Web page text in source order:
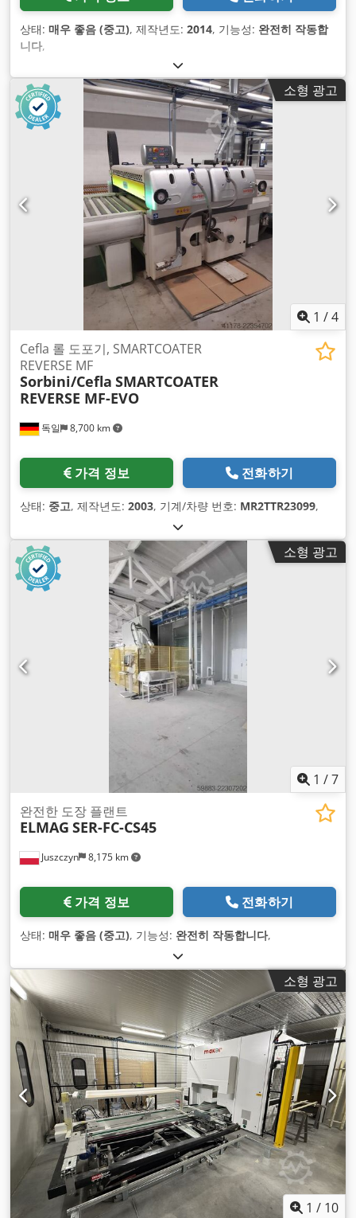
상태: 매우 좋음 (중고), 제작년도: 2014, 기능성: 완전히 작동합
니다,
소형 광고
1 /4
독일 8,700 km
Cefla 롤 도포기, SMARTCOATER
REVERSE MF
Sorbini/Cefla SMARTCOATER
REVERSE MF-EVO
가격 정보 전화하기
상태: 중고, 제작년도: 2003, 기계/차량 번호: MR2TTR23099,
소형 광고
1 /7
Juszczyn 8,175 km
완전한 도장 플랜트
ELMAG SER-FC-CS45
가격 정보 전화하기
상태: 매우 좋음 (중고), 기능성: 완전히 작동합니다,
소형 광고
1 / 10